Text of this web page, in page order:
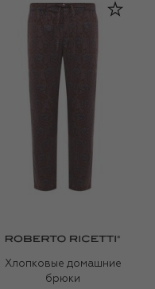
Хлопковые домашние
брюки